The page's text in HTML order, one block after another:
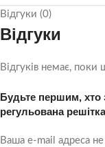
Відгуки (0)
Відгуки
Відгуків немає, поки
Будьте першим, хто
регульована
Ваша e-mail адреса